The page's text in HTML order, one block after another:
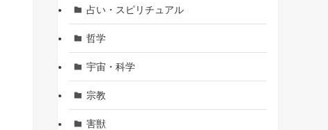
占い・スピリチュアル
哲学
宇宙・科学
宗教
害獣